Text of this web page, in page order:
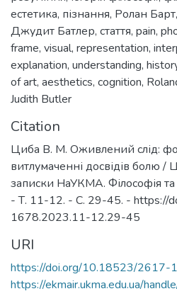
естетика, пізнання, Ролан Барт,
Джудит Батлер, стаття, pain,
frame, visual, representation,
explanation, understanding,
of art, aesthetics, cognition,
Judith Butler
Citation
Циба В. М. Оживлений слід:
витлумаченні досвідів болю /
записки НаУКМА. Філософія та
- Т. 11-12. - С. 29-45. - https://
1678.2023.11-12.29-45
URI
https://doi.org/10.18523/
https://ekmair.ukma.edu.ua/